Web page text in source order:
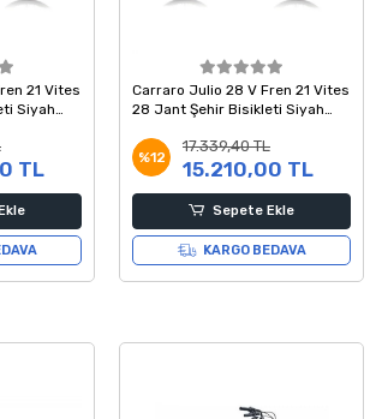
21 Vites
Siyah
TL
Carraro Julio 28 V Fren 21 Vites
28 Jant Şehir Bisikleti Siyah
%12
17.339,40 TL
15.210,00 TL
Sepete Ekle
KARGO BEDAVA